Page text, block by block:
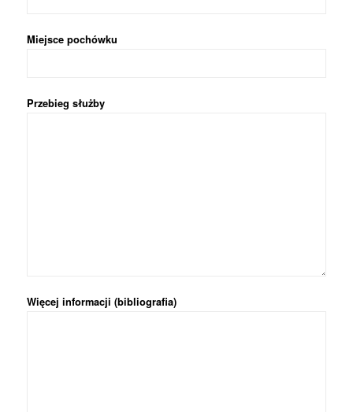
Miejsce pochówku
Przebieg służby
Więcej informacji (bibliografia)